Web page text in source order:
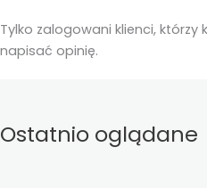
Tylko zalogowani klienci,
napisać opinię.
Ostatnio oglądane